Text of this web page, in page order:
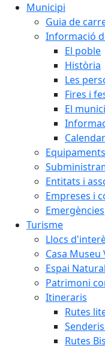
Municipi
Guia de
Informació
El poble
Història
Les
Fires i
El
Equipaments
Entitats i
Empreses i
Emergències
Turisme
Llocs
Casa
Espai
Patrimoni
Itineraris
Rutes
Rutes